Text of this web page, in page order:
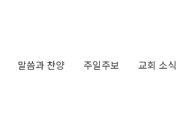
말씀과 찬양 주일주보 교회 소식